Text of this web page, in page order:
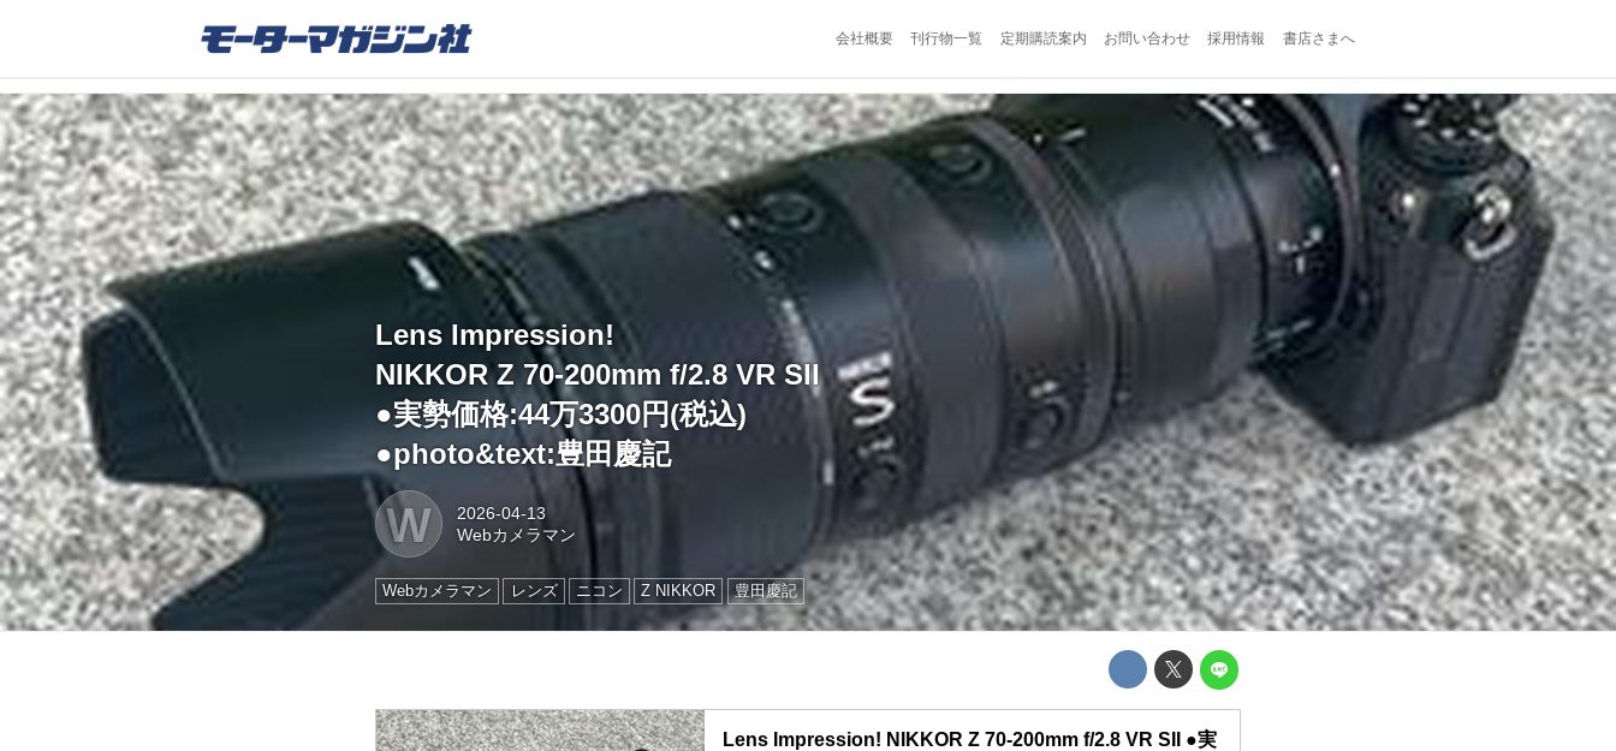
会社概要 刊行物一覧 定期購読案内 お問い合わせ 採用情報 書店さまへ
Lens Impression!
NIKKOR Z 70-200mm f/2.8 VR SII
●実勢価格:44万3300円(税込)
●photo&text:豊田慶記
W
2026-04-13
Webカメラマン
Webカメラマン レンズ ニコン Z NIKKOR 豊田慶記
Lens Impression! NIKKOR Z 70-200mm f/2.8 VR SII ●実